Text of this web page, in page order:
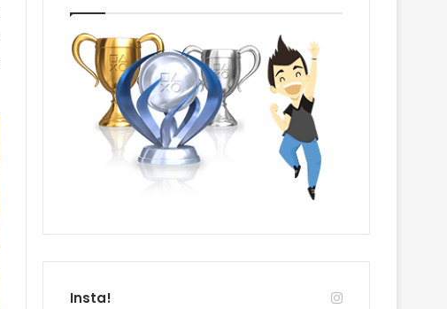
Insta!